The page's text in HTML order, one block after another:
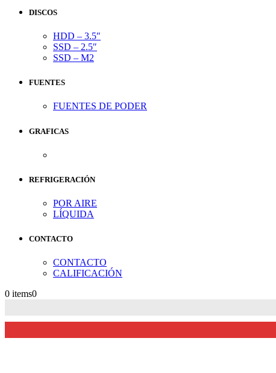
DISCOS
HDD – 3.5″
SSD – 2.5″
SSD – M2
FUENTES
FUENTES DE PODER
GRAFICAS
REFRIGERACIÓN
POR AIRE
LÍQUIDA
CONTACTO
CONTACTO
CALIFICACIÓN
0 items0